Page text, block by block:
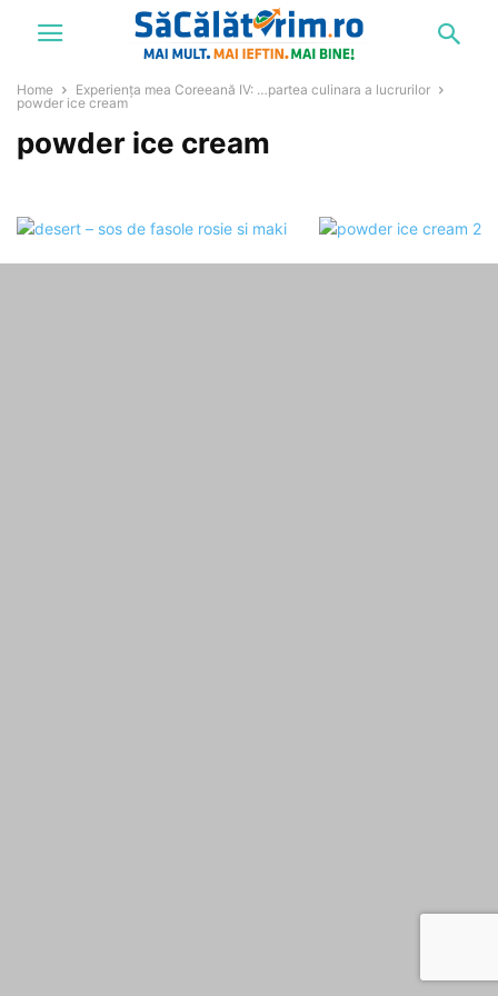
Home
Experiența mea Coreeană IV: …partea culinara a lucrurilor
powder ice cream
powder ice cream